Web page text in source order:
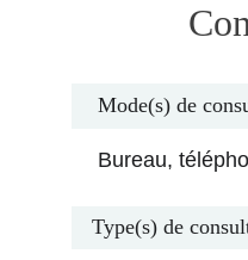
Mode(s) de
Type(s) de
Bureau,